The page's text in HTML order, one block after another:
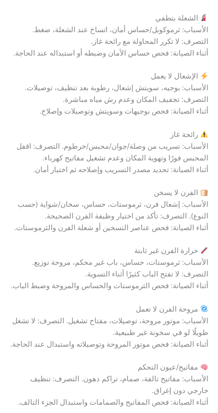
الشعلة بتطفي
الأسباب: ثرموكوبل/حساس أمان، اتساخ عند الشعلة، ضغط.
التصرف: لا تكرر المحاولة مع رائحة غاز.
أثناء الصيانة: فحص حساس الأمان وضبطه أو استبداله عند الحاجة.
الإشعال لا يعمل
الأسباب: بوجيه، سويتش إشعال، رطوبة بعد تنظيف، توصيلات.
التصرف: تجفيف المكان وعدم رش مياه مباشرة.
أثناء الصيانة: فحص بوجيهات وسويتش وتوصيلات وإصلاح.
رائحة غاز
الأسباب: تسريب من وصلة/جوان/محبس/خرطوم. التصرف: اقفل
المحبس فورًا وتهوية المكان وعدم تشغيل مفاتيح كهرباء.
أثناء الصيانة: تحديد مصدر التسريب وإصلاحه ثم اختبار أمان.
الفرن لا يسخن
الأسباب: إشعال فرن، ثرموستات، حساس، سخان/شواية (حسب
النوع). التصرف: تأكد من اختيار وظيفة الفرن الصحيحة.
أثناء الصيانة: فحص عناصر التسخين أو شعلة الفرن والثرموستات.
حرارة الفرن غير ثابتة
الأسباب: ثرموستات، حساس، باب غير محكم، مروحة توزيع.
التصرف: لا تفتح الباب كثيرًا أثناء التسوية.
أثناء الصيانة: فحص الثرموستات والحساس والمروحة وضبط الباب.
مروحة الفرن لا تعمل
الأسباب: موتور مروحة، توصيلات، مفتاح تشغيل. التصرف: لا تشغل
طويلًا لو في سخونة غير طبيعية.
أثناء الصيانة: فحص موتور المروحة وتوصيلاته واستبدال عند الحاجة.
مفاتيح/عيون التحكم
الأسباب: مفاتيح تالفة، صمام، تراكم دهون. التصرف: تنظيف
خارجي دون إغراق.
أثناء الصيانة: فحص المفاتيح والصمامات واستبدال الجزء التالف.